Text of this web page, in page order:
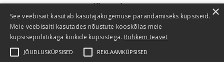
Järgmine
Privaatsusteatis
×
See veebisait kasutab kasutajakogemuse parandamiseks küpsiseid.
Meie veebisaiti kasutades nõustute kooskõlas meie
küpsisepoliitikaga kõikide küpsistega. Rohkem teavet
JÕUDLUSKÜPSISED REKLAAMKÜPSISED